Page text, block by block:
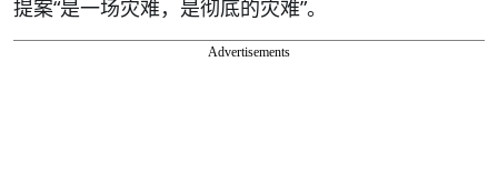
提案“是一场灾难，是彻底的灾难”。
Advertisements